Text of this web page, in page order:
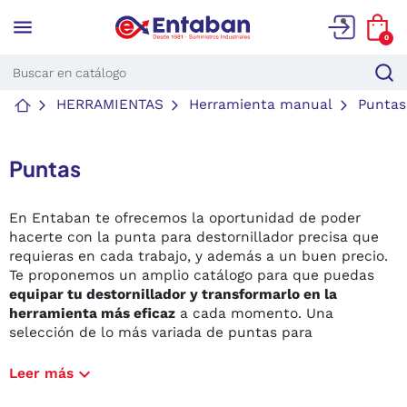
menu 0
HERRAMIENTAS Herramienta manual Puntas
Puntas
En Entaban te ofrecemos la oportunidad de poder
hacerte con la punta para destornillador precisa que
requieras en cada trabajo, y además a un buen precio.
Te proponemos un amplio catálogo para que puedas
equipar tu destornillador y transformarlo en la
herramienta más eficaz a cada momento. Una
selección de lo más variada de puntas para
herramientas.
Leer más expand_more